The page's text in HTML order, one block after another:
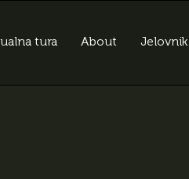
tura About Jelovnik